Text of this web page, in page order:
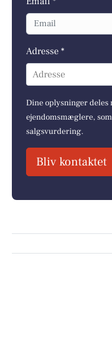
Adresse *
Adresse
Dine oplysninger deles
ejendomsmæglere,
salgsvurdering.
Bliv kontaktet